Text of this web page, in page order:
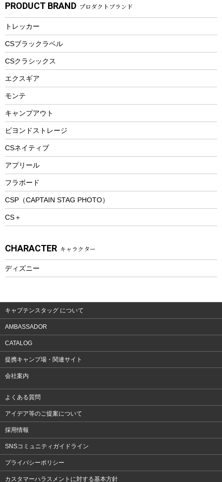
マグカップ、カップ
ステンレスボトル
フードボトル
トレー
ランチョンマット
ランチボックス
スプレー関係
ツール、他
ヘルメット
エアーポンプ
アクセサリー
自転車ウェア
パラソル
フローティングベスト
ヘルメット
エアーポンプ
ビーチテント
ウィンター
スノーシュー
防寒ウェア
トレッキング
トレッキングアクセサリー
プレイグッズ
ウェルネス
ウェア、タオル
ウェア
湯たんぽ
防災用品
PRODUCT BRAND プロダクトブランド
トレッカー
CSブラックラベル
CSクラシックス
エクスギア
モンテ
キャンプアウト
ビヨンドストレージ
CSネイティブ
アプリール
フラボード
CSP（CAPTAIN STAG PHOTO）
CS＋
CHARACTER キャラクター
ディズニー
キャプテンスタッグ について
AMBASSADOR
CATALOG
提携キャンプ場・関連サイト
会社案内
よくある質問
アイデア等のご提案について
採用情報
SNSコミュニティガイドライン
プライバシーポリシー
カスタマーハラスメントに対する基本方針